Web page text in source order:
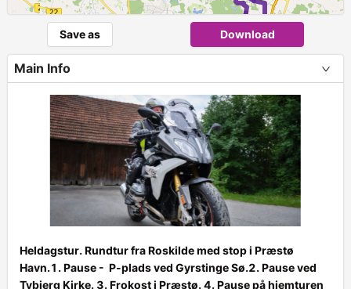
►
3
+
Save as Download
Main Info
Heldagstur. Rundtur fra Roskilde med stop i Præstø
Havn.1. Pause - P-plads ved Gyrstinge Sø.2. Pause ved
Tybjerg Kirke. 3. Frokost i Præstø. 4. Pause på hjemturen